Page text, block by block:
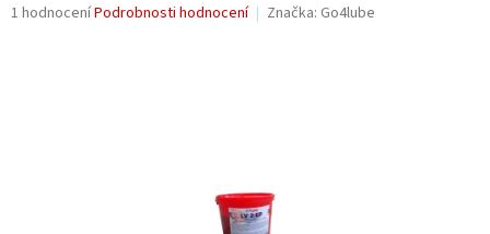
Průměrné
1 hodnoceníPodrobnosti hodnocení Značka: Go4lube